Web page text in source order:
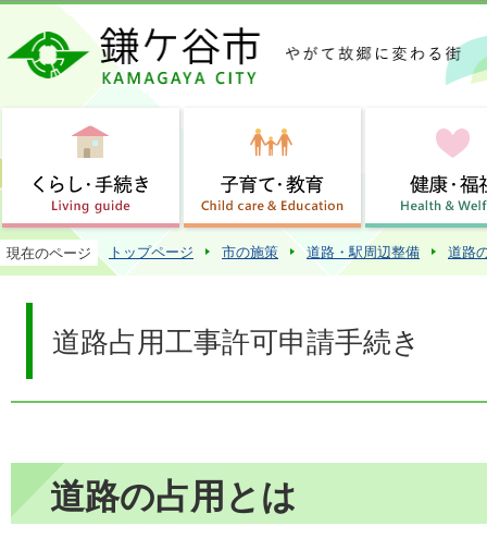
この
現在のページ トップページ 市の施策 道路・駅周辺整備 道路
道路占用工事許可申請手続き
道路の占用とは